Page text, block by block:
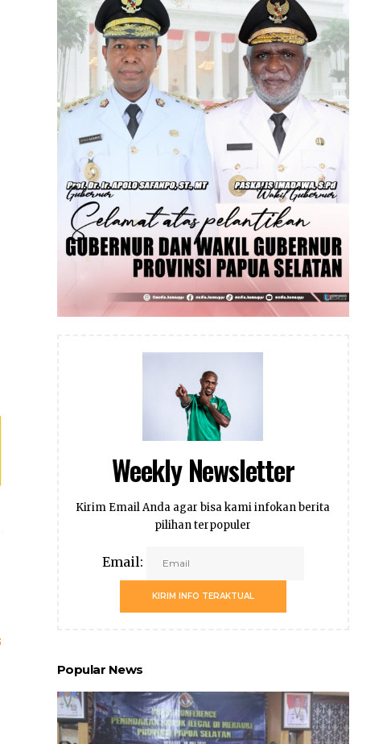
Weekly Newsletter
Kirim Email Anda agar bisa kami infokan berita
pilihan terpopuler
Email:
KIRIM INFO TERAKTUAL
Popular News